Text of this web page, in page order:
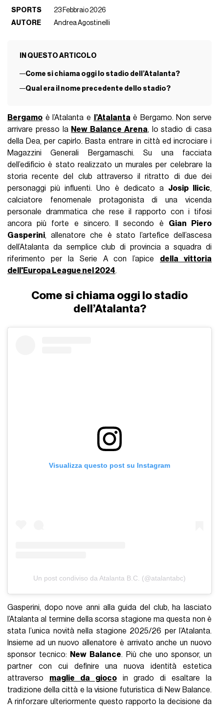
SPORTS
23 Febbraio 2026
AUTORE
Andrea Agostinelli
IN QUESTO ARTICOLO
Come si chiama oggi lo stadio dell’Atalanta?
Qual era il nome precedente dello stadio?
Bergamo è l’Atalanta e l’Atalanta è Bergamo. Non serve
arrivare presso la New Balance Arena, lo stadio di casa
della Dea, per capirlo. Basta entrare in città ed incrociare i
Magazzini Generali Bergamaschi. Su una facciata
dell’edificio è stato realizzato un murales per celebrare la
storia recente del club attraverso il ritratto di due dei
personaggi più influenti. Uno è dedicato a Josip Ilicic,
calciatore fenomenale protagonista di una vicenda
personale drammatica che rese il rapporto con i tifosi
ancora più forte e sincero. Il secondo è Gian Piero
Gasperini, allenatore che è stato l’artefice dell’ascesa
dell’Atalanta da semplice club di provincia a squadra di
riferimento per la Serie A con l’apice della vittoria
dell'Europa League nel 2024.
Come si chiama oggi lo stadio
dell’Atalanta?
Visualizza questo post su Instagram
Un post condiviso da Atalanta B.C. (@atalantabc)
Gasperini, dopo nove anni alla guida del club, ha lasciato
l’Atalanta al termine della scorsa stagione ma questa non è
stata l’unica novità nella stagione 2025/26 per l’Atalanta.
Insieme ad un nuovo allenatore è arrivato anche un nuovo
sponsor tecnico:
New Balance. Più che uno sponsor, un
partner con cui definire una nuova identità estetica
attraverso maglie da giocoin grado di esaltare la
tradizione della città e la visione futuristica di New Balance.
A rinforzare ulteriormente questo rapporto la decisione da